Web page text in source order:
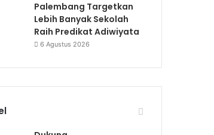
Palembang Targetkan
Lebih Banyak Sekolah
Raih Predikat Adiwiyata
6 Agustus 2026